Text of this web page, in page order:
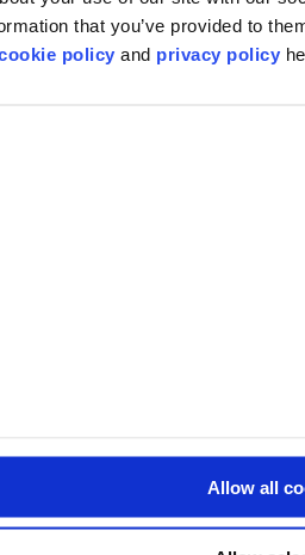
that you’ve provided to
policy and privacy policy
Allow all